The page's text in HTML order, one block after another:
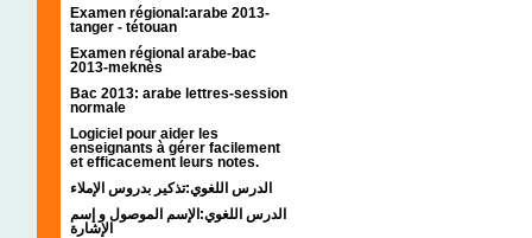
Examen régional:arabe 2013-
tanger - tétouan
Examen régional arabe-bac
2013-meknès
Bac 2013: arabe lettres-session
normale
Logiciel pour aider les
enseignants à gérer facilement
et efficacement leurs notes.
الدرس اللغوي:تذكير بدروس الإملاء
الدرس اللغوي:الإسم الموصول و إسم
الإشارة